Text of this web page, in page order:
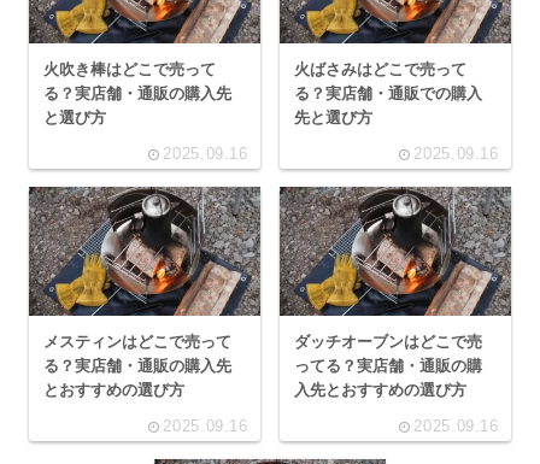
火吹き棒はどこで売って
る？実店舗・通販の購入先
と選び方
2025.09.16
火ばさみはどこで売って
る？実店舗・通販での購入
先と選び方
2025.09.16
メスティンはどこで売って
る？実店舗・通販の購入先
とおすすめの選び方
2025.09.16
ダッチオーブンはどこで売
ってる？実店舗・通販の購
入先とおすすめの選び方
2025.09.16